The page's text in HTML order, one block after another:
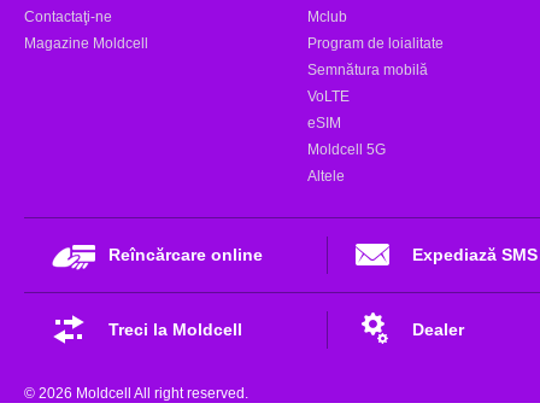
Contactaţi-ne
Magazine Moldcell
Mclub
Program de loialitate
Semnătura mobilă
VoLTE
eSIM
Moldcell 5G
Altele
Reîncărcare online Expediază SMS
Treci la Moldcell Dealer
© 2026 Moldcell All right reserved.